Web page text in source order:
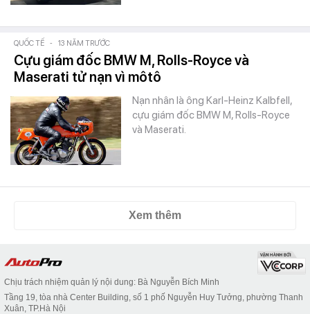
QUỐC TẾ - 13 NĂM TRƯỚC
Cựu giám đốc BMW M, Rolls-Royce và
Maserati tử nạn vì môtô
Nạn nhân là ông Karl-Heinz Kalbfell,
cựu giám đốc BMW M, Rolls-Royce
và Maserati.
Xem thêm
Chịu trách nhiệm quản lý nội dung: Bà Nguyễn Bích Minh
Tầng 19, tòa nhà Center Building, số 1 phố Nguyễn Huy Tưởng, phường Thanh
Xuân, TP.Hà Nội